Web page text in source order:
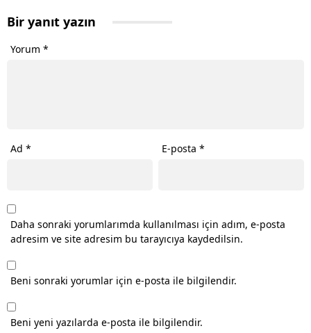
Bir yanıt yazın
Yorum *
Ad * E-posta*
Daha sonraki yorumlarımda kullanılması için adım, e-posta
adresim ve site adresim bu tarayıcıya kaydedilsin.
Beni sonraki yorumlar için e-posta ile bilgilendir.
Beni yeni yazılarda e-posta ile bilgilendir.